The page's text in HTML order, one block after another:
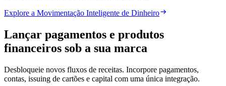
Explore a Movimentação Inteligente de Dinheiro
Lançar pagamentos e produtos
financeiros sob a sua marca
Desbloqueie novos fluxos de receitas. Incorpore pagamentos,
contas, issuing de cartões e capital com uma única integração.